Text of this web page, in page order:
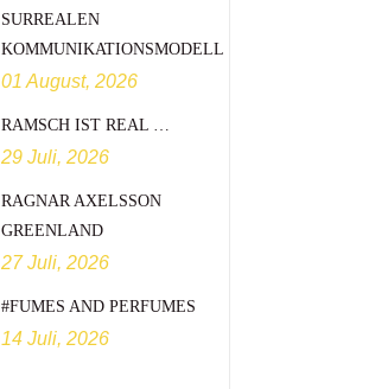
SURREALEN
KOMMUNIKATIONSMODELL
01 August, 2026
RAMSCH IST REAL …
29 Juli, 2026
RAGNAR AXELSSON
GREENLAND
27 Juli, 2026
#FUMES AND PERFUMES
14 Juli, 2026